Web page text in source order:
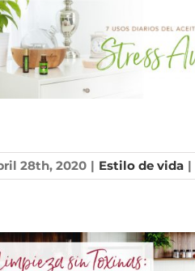
28th, 2020 | Estilo de vida |